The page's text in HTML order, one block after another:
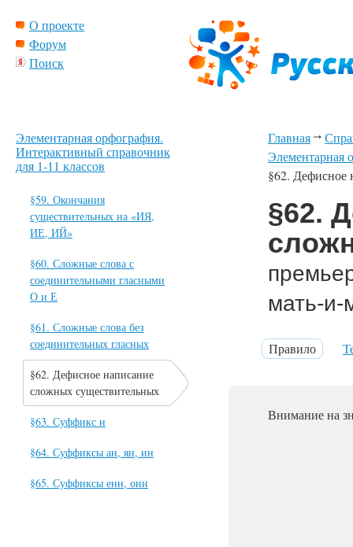
О проекте
Форум
Поиск
Главная
Элементарная
§62. Дефисное
§62.
мать-и-
Правило
Внимание на
Элементарная орфография.
Интерактивный справочник
для 1-11 классов
§59. Окончания
существительных на «ИЯ,
ИЕ, ИЙ»
§60. Сложные слова с
соединительными гласными
О и Е
§61. Сложные слова без
соединительных гласных
§62. Дефисное написание
сложных существительных
§63. Суффикс н
§64. Суффиксы ан, ян, ин
§65. Суффиксы енн, онн